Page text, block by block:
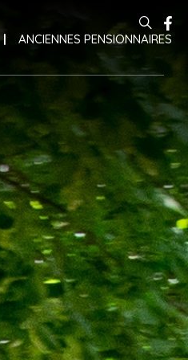
Recherche avancée…

ANCIENNES PENSIONNAIRES